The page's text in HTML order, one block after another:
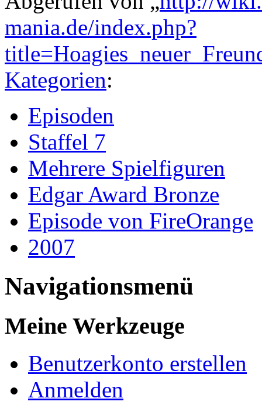
mania.de/index.php?
Kategorien:
Episoden
Staffel 7
Mehrere Spielfiguren
Edgar Award Bronze
Episode von FireOrange
2007
Navigationsmenü
Meine Werkzeuge
Benutzerkonto erstellen
Anmelden